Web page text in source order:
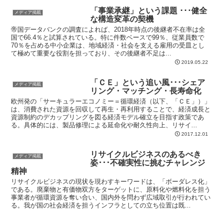
メディア掲載
「事業承継」という課題 ･･･健全
な構造変革の契機
帝国データバンクの調査によれば、2018年時点の後継者不在率は全
国で66.4％と試算されている。特に件数ベースで99％、従業員数で
70％を占める中小企業は、地域経済・社会を支える雇用の受皿とし
て極めて重要な役割を担っており、その後継者不足は...
2019.05.22
メディア掲載
「ＣＥ」という追い風･･･シェア
リング・マッチング・長寿命化
欧州発の「サーキュラーエコノミー＝循環経済（以下、「ＣＥ」）」
は、消費された資源を回収して再生・再利用することで、経済成長と
資源制約のデカップリングを図る経済モデル確立を目指す政策であ
る。具体的には、製品修理による延命化や耐久性向上、リサイ...
2017.12.01
メディア掲載
リサイクルビジネスのあるべき
姿･･･不確実性に挑むチャレンジ
精神
リサイクルビジネスの現状を現わすキーワードは、「ボーダレス化」
である。廃棄物と有価物双方をターゲットに、原料化や燃料化を担う
事業者が循環資源を奪い合い、国内外を問わず広域取引が行われてい
る。我が国の社会経済を担うインフラとしての立ち位置は既...